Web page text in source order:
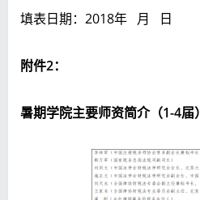
填表日期：2018年 月 日
附件2：
暑期学院主要师资简介（1-4届）